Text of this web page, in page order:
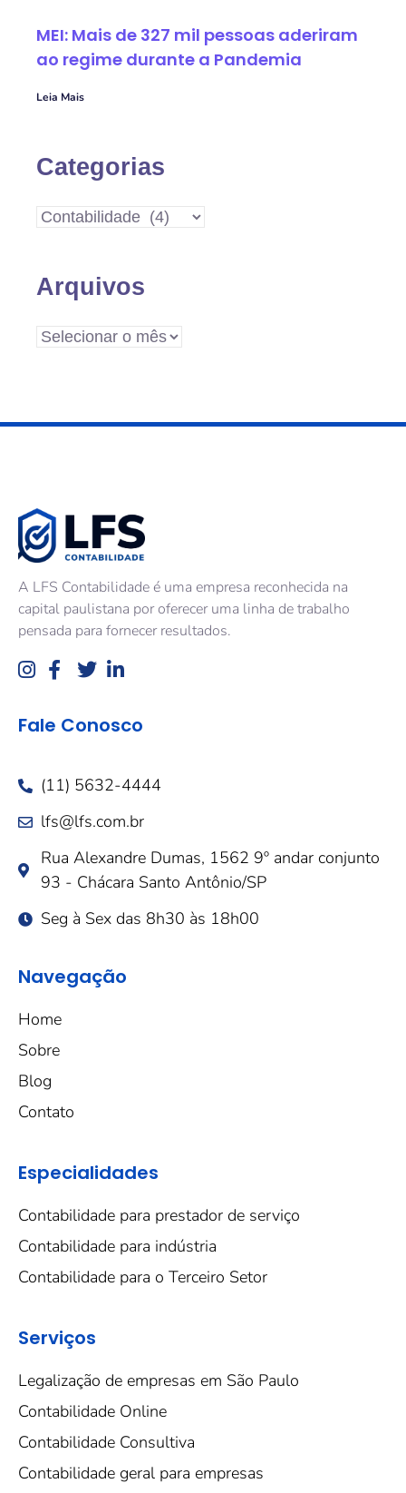
MEI: Mais de 327 mil pessoas aderiram
ao regime durante a Pandemia
Leia Mais
Categorias
Arquivos
A LFS Contabilidade é uma empresa reconhecida na
capital paulistana por oferecer uma linha de trabalho
pensada para fornecer resultados.
Fale Conosco
(11) 5632-4444
lfs@lfs.com.br
Rua Alexandre Dumas, 1562 9º andar conjunto
93 - Chácara Santo Antônio/SP
Seg à Sex das 8h30 às 18h00
Navegação
Home
Sobre
Blog
Contato
Especialidades
Contabilidade para prestador de serviço
Contabilidade para indústria
Contabilidade para o Terceiro Setor
Serviços
Legalização de empresas em São Paulo
Contabilidade Online
Contabilidade Consultiva
Contabilidade geral para empresas